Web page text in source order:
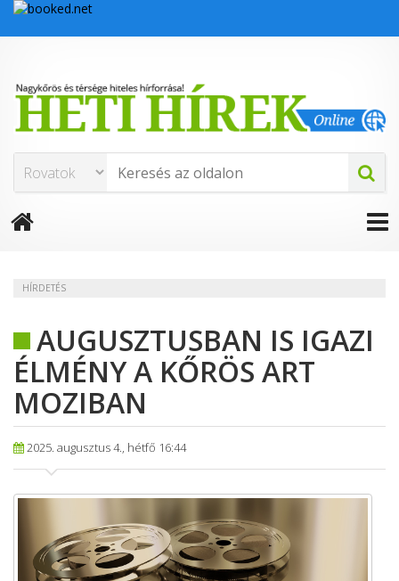
HÍRDETÉS
AUGUSZTUSBAN IS IGAZI
ÉLMÉNY A KŐRÖS ART
MOZIBAN
2025. augusztus 4., hétfő 16:44